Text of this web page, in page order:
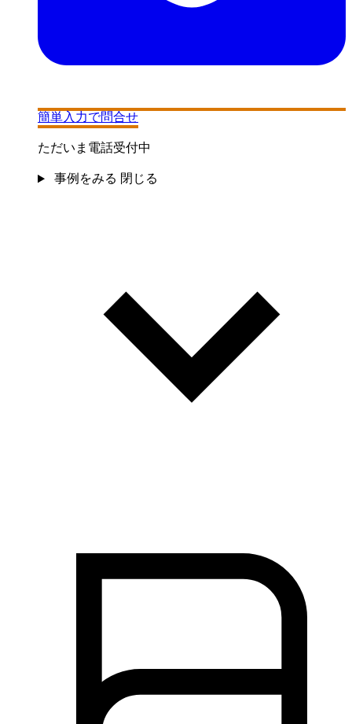
簡単入力で問合せ
ただいま電話受付中
事例をみる 閉じる